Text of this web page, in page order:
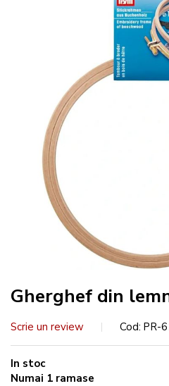
Gherghef din
Scrie un review Cod PR-
In stoc
Numai 1 ramase